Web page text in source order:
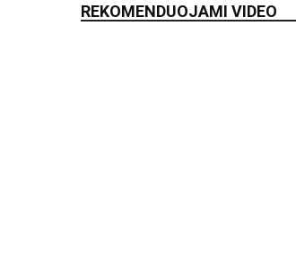
REKOMENDUOJAMI VIDEO